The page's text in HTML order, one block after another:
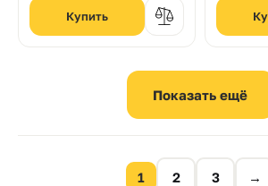
1 2 3 →